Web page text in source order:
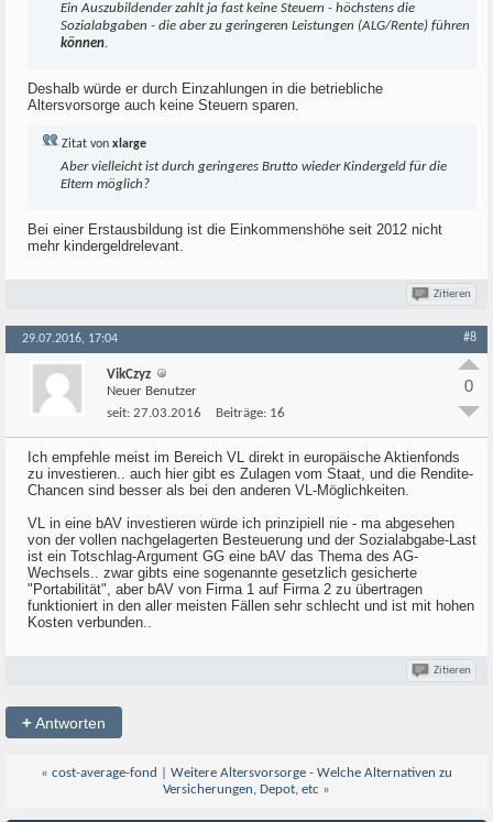
Ein Auszubildender zahlt ja fast keine Steuern - höchstens die
Sozialabgaben - die aber zu geringeren Leistungen (ALG/Rente) führen
können.
Deshalb würde er durch Einzahlungen in die betriebliche
Altersvorsorge auch keine Steuern sparen.
Zitat von xlarge
Aber vielleicht ist durch geringeres Brutto wieder Kindergeld für die
Eltern möglich?
Bei einer Erstausbildung ist die Einkommenshöhe seit 2012 nicht
mehr kindergeldrelevant.
Zitieren
29.07.2016, 17:04 #8
VikCzyz
Neuer Benutzer
seit: 27.03.2016 Beiträge: 16
0
Ich empfehle meist im Bereich VL direkt in europäische Aktienfonds
zu investieren.. auch hier gibt es Zulagen vom Staat, und die Rendite-
Chancen sind besser als bei den anderen VL-Möglichkeiten.
VL in eine bAV investieren würde ich prinzipiell nie - ma abgesehen
von der vollen nachgelagerten Besteuerung und der Sozialabgabe-Last
ist ein Totschlag-Argument GG eine bAV das Thema des AG-
Wechsels.. zwar gibts eine sogenannte gesetzlich gesicherte
"Portabilität", aber bAV von Firma 1 auf Firma 2 zu übertragen
funktioniert in den aller meisten Fällen sehr schlecht und ist mit hohen
Kosten verbunden..
Zitieren
+Antworten
« cost-average-fond
Weitere Altersvorsorge - Welche Alternativen zu
Versicherungen, Depot, etc »